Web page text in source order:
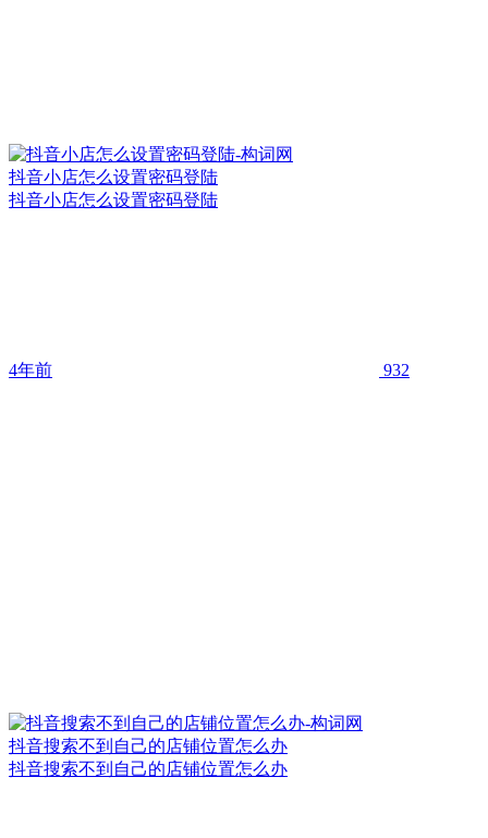
抖音小店怎么设置密码登陆
抖音小店怎么设置密码登陆
4年前 932
抖音搜索不到自己的店铺位置怎么办
抖音搜索不到自己的店铺位置怎么办